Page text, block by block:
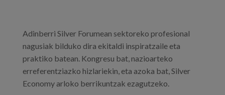
Adinberri Silver Forumean sektoreko profesional
nagusiak bilduko dira ekitaldi inspiratzaile eta
praktiko batean. Kongresu bat, nazioarteko
erreferentziazko hizlariekin, eta azoka bat, Silver
Economy arloko berrikuntzak ezagutzeko.